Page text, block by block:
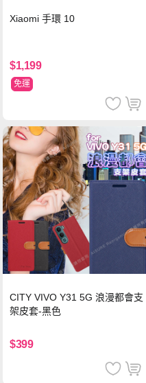
Xiaomi 手環 10
$1,199
免運
CITY VIVO Y31 5G 浪漫都會支
架皮套-黑色
$399